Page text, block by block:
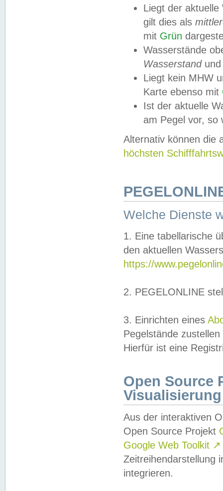
Liegt der
gilt dies als
mit Grün
Wasserstände
Wasserstandund
Liegt kein MHW
Karte ebenso mit
Ist der aktuelle
am Pegel vor,
Alternativ können die
höchsten
Welche Dienste
1. Eine tabellarische
den aktuellen
https://
2. PEGELONLINE
3. Einrichten eines
Pegelstände
Hierfür ist eine
Open Source
Visualisierung
Aus der interaktiven
Open Source Projekt
Google Web Toolkit ↗
Zeitreihendarstellung
integrieren.